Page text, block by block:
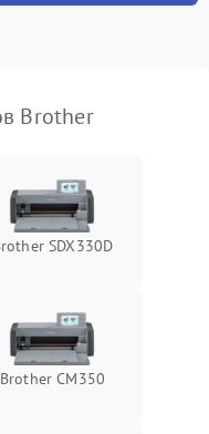
Brother
SDX330D
Brother CM350